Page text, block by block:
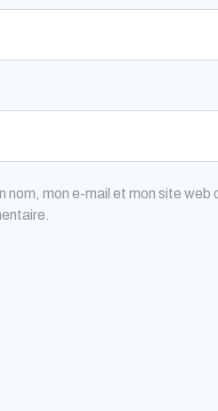
nom, mon e-mail et mon site web